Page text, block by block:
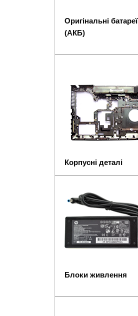
Оригінальні батареї
(АКБ)
Корпусні деталі
Блоки живлення